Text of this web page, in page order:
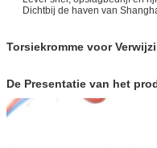
Dichtbij de haven van
Torsiekromme voor
De Presentatie van het